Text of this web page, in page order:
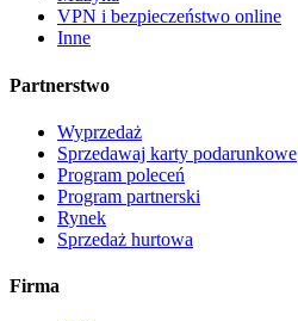
VPN i bezpieczeństwo online
Inne
Partnerstwo
Wyprzedaż
Sprzedawaj karty podarunkowe
Program poleceń
Program partnerski
Rynek
Sprzedaż hurtowa
Firma